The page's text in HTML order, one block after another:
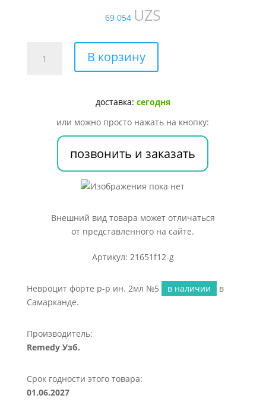
69 054 UZS
товара
В корзину
доставка: сегодня
или можно просто нажать на кнопку:
позвонить и заказать
Внешний вид товара может отличаться
от представленного на сайте.
Артикул: 21651f12-g
Невроцит форте р-р ин. 2мл №5 в наличии
в
Самарканде.
Производитель:
Remedy Узб.
Срок годности этого товара:
01.06.2027